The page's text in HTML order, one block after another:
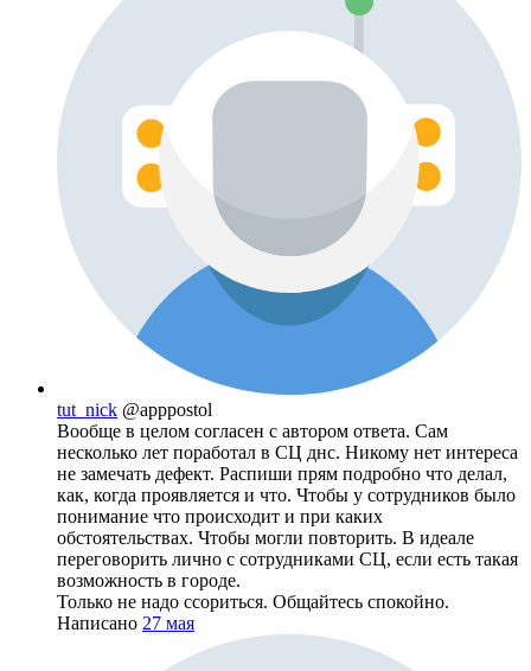
tut_nick @apppostol
Вообще в целом согласен с автором ответа. Сам
несколько лет поработал в СЦ днс. Никому нет интереса
не замечать дефект. Распиши прям подробно что делал,
как, когда проявляется и что. Чтобы у сотрудников было
понимание что происходит и при каких
обстоятельствах. Чтобы могли повторить. В идеале
переговорить лично с сотрудниками СЦ, если есть такая
возможность в городе.
Только не надо ссориться. Общайтесь спокойно.
Написано 27 мая